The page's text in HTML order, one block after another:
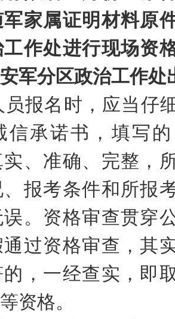
军家属证明材料原
作处进行现场资
军分区政治工作处
员报名时，应当仔
信承诺书，填写 的
、准确、完整 ，
、报考条件和所报
。 资格审查贯穿
过资格审查 ，其
，一经查实，即
资格。